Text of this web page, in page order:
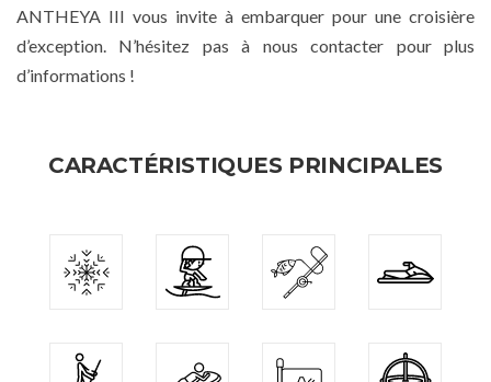
ANTHEYA III vous invite à embarquer pour une croisière
d’exception. N’hésitez pas à nous contacter pour plus
d’informations !
CARACTÉRISTIQUES PRINCIPALES